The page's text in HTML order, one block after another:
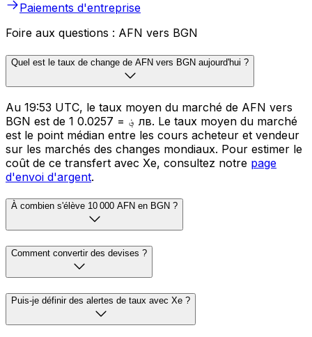
Paiements d'entreprise
Foire aux questions : AFN vers BGN
Quel est le taux de change de AFN vers BGN aujourd'hui ?
Au 19:53 UTC, le taux moyen du marché de AFN vers
BGN est de 1 ؋ = 0.0257 лв. Le taux moyen du marché
est le point médian entre les cours acheteur et vendeur
sur les marchés des changes mondiaux. Pour estimer le
coût de ce transfert avec Xe, consultez notre page
d'envoi d'argent.
À combien s'élève 10 000 AFN en BGN ?
Comment convertir des devises ?
Puis-je définir des alertes de taux avec Xe ?